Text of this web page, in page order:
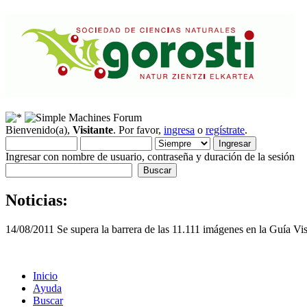
Bienvenido(a), Visitante. Por favor, ingresa o regístrate.
Ingresar con nombre de usuario, contraseña y duración de la sesión
Noticias:
14/08/2011 Se supera la barrera de las 11.111 imágenes en la Guía
Inicio
Ayuda
Buscar